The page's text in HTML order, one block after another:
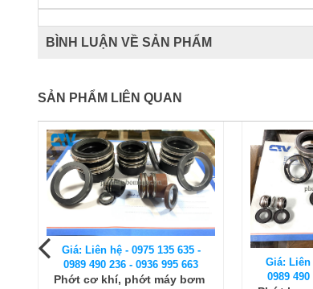
BÌNH LUẬN VỀ SẢN PHẨM
SẢN PHẨM LIÊN QUAN
Giá: Liên hệ - 0975 135 635 -
0989 490 236 - 0936 995 663
Phớt cơ khí, phớt máy bơm
Giá: Liên
0989 490